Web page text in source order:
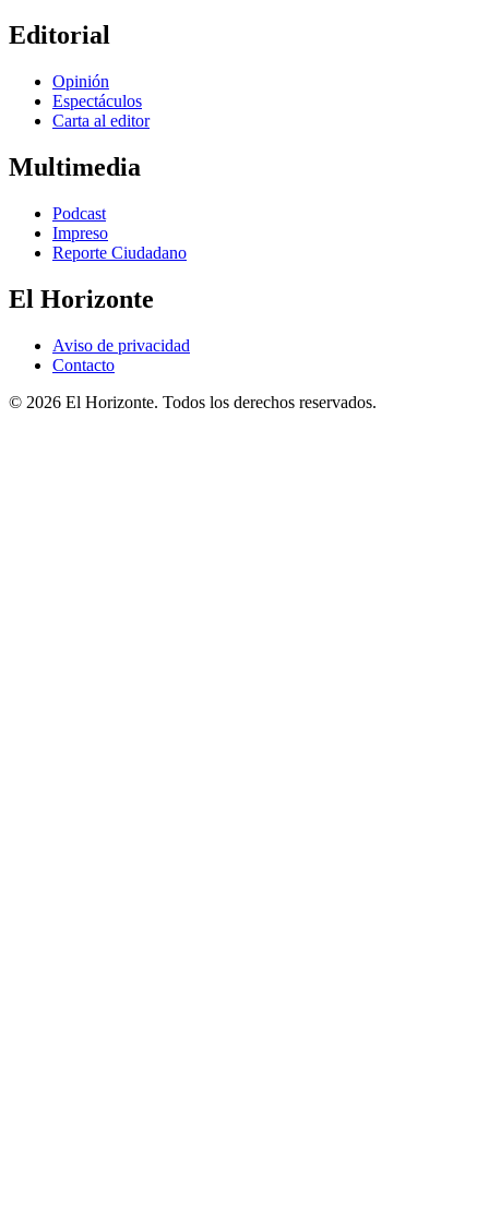
Editorial
Opinión
Espectáculos
Carta al editor
Multimedia
Podcast
Impreso
Reporte Ciudadano
El Horizonte
Aviso de privacidad
Contacto
© 2026 El Horizonte. Todos los derechos reservados.